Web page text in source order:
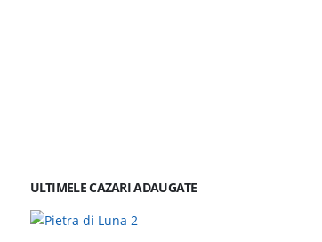
ULTIMELE CAZARI ADAUGATE